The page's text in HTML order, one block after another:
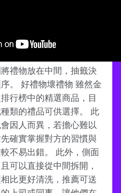
禮物放在中間，抽籤決
。 好禮物壞禮物 雖然金
行榜中的精選商品，目
類的禮品可供選擇。 此
因人而異，若擔心難以
確實掌握對方的習慣與
不易出錯。 此外，側面
可以直接從中間拆開，
比更好清洗，推薦可送